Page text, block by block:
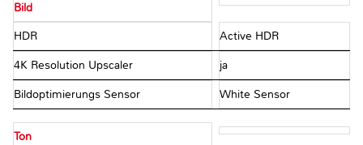
Bild
HDR Active HDR
4K Resolution Upscaler ja
Bildoptimierungs Sensor White Sensor
Ton